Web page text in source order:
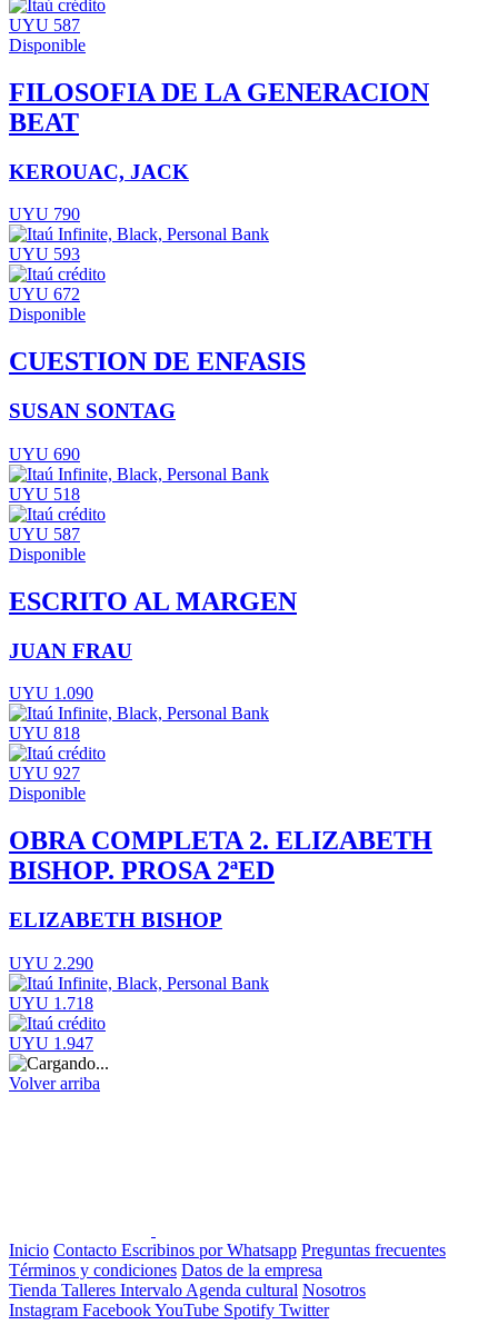
UYU 587
Disponible
FILOSOFIA DE LA GENERACION
BEAT
KEROUAC, JACK
UYU 790
UYU 593
UYU 672
Disponible
CUESTION DE ENFASIS
SUSAN SONTAG
UYU 690
UYU 518
UYU 587
Disponible
ESCRITO AL MARGEN
JUAN FRAU
UYU 1.090
UYU 818
UYU 927
Disponible
OBRA COMPLETA 2. ELIZABETH
BISHOP. PROSA 2ªED
ELIZABETH BISHOP
UYU 2.290
UYU 1.718
UYU 1.947
Volver arriba
Inicio Contacto Escribinos por Whatsapp Preguntas frecuentes
Términos y condiciones Datos de la empresa
Tienda Talleres Intervalo Agenda cultural Nosotros
Instagram FacebookYouTube Spotify Twitter